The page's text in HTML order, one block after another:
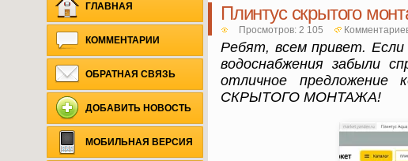
Плинтус скрытого
Просмотров: 2 105
Ребят, всем привет.
водоснабжения забыли
отличное
СКРЫТОГО МОНТАЖА!
ГЛАВНАЯ
КОММЕНТАРИИ
ОБРАТНАЯ СВЯЗЬ
ДОБАВИТЬ НОВОСТЬ
МОБИЛЬНАЯ ВЕРСИЯ